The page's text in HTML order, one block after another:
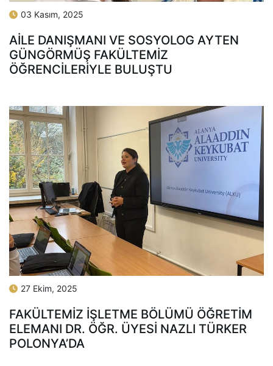
03 Kasım, 2025
AILE DANIŞMANI VE SOSYOLOG AYTEN
GÜNGÖRMÜŞ FAKÜLTEMIZ
ÖĞRENCILERIYLE BULUŞTU
27 Ekim, 2025
FAKÜLTEMIZ İŞLETME BÖLÜMÜ ÖĞRETIM
ELEMANI DR. ÖĞR. ÜYESI NAZLI TÜRKER
POLONYA’DA